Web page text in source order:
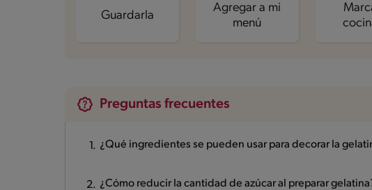
Guardarla
Agregar a mi
menú
Preguntas frecuentes
¿Qué ingredientes se pueden usar para decorar la
¿Cómo reducir la cantidad de azúcar al preparar